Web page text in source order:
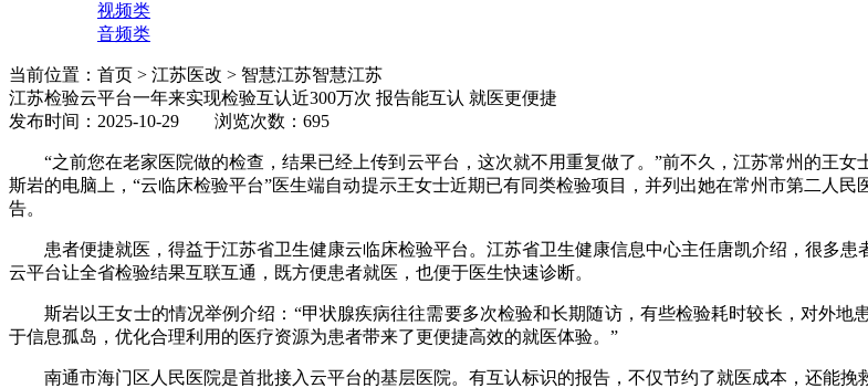
视频类
音频类
当前位置：首页 > 江苏医改 > 智慧江苏智慧江苏
江苏检验云平台一年来实现检验互认近300万次 报告能互认 就医更便捷
发布时间：2025-10-29 浏览次数：695
“之前您在老家医院做的检查，结果已经上传到云平台，这次就不用重复做了。”前不久，江苏常州的王
斯岩的电脑上，“云临床检验平台”医生端自动提示王女士近期已有同类检验项目，并列出她在常州市第二人
告。
患者便捷就医，得益于江苏省卫生健康云临床检验平台。江苏省卫生健康信息中心主任唐凯介绍，很多
云平台让全省检验结果互联互通，既方便患者就医，也便于医生快速诊断。
斯岩以王女士的情况举例介绍：“甲状腺疾病往往需要多次检验和长期随访，有些检验耗时较长，对外
于信息孤岛，优化合理利用的医疗资源为患者带来了更便捷高效的就医体验。”
南通市海门区人民医院是首批接入云平台的基层医院。有互认标识的报告，不仅节约了就医成本，还能